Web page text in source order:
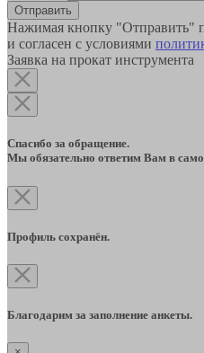
Отправить
Нажимая кнопку "Отправить"
и согласен с условиями
Заявка на прокат инструмента
Спасибо за обращение.
Мы обязательно ответим Вам в
Профиль сохранён.
Благодарим за заполнение анкеты.